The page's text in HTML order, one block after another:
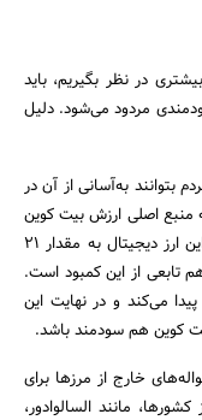
در نظر بگیریم، باید
مردود می‌شود. دلیل
بتوانند به‌آسانی از آن در
منبع اصلی ارزش بیت کوین
می‌شود در اصل محدود بودن و کمبود آن است. این ارز دیجیتال به مقدار ۲۱
تابعی از این کمبود است.
می‌کند و در نهایت این
کوین هم سودمند باشد.
خارج از مرزها برای
مانند السالوادور،